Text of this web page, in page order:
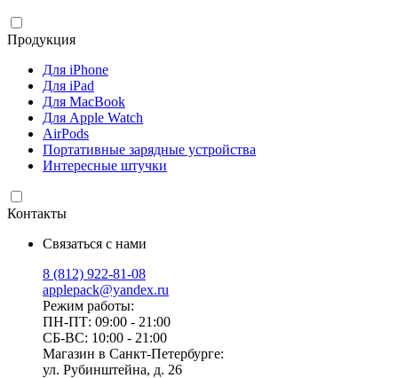
Продукция
Для iPhone
Для iPad
Для MacBook
Для Apple Watch
AirPods
Портативные зарядные устройства
Интересные штучки
Контакты
Связаться с нами
8 (812) 922-81-08
applepack@yandex.ru
Режим работы:
ПН-ПТ: 09:00 - 21:00
СБ-ВС: 10:00 - 21:00
Магазин в Санкт-Петербурге:
ул. Рубинштейна, д. 26